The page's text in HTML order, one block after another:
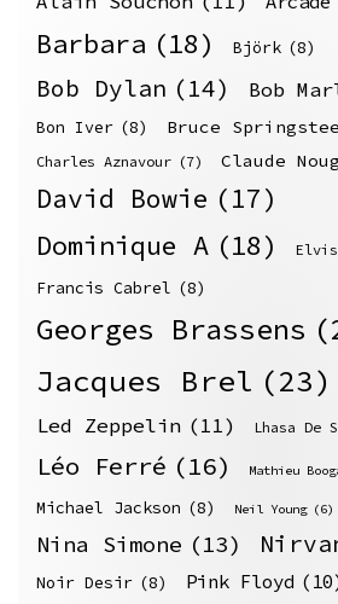
Barbara (18) Björk (8)
Bob Dylan (14) Bob
Bon Iver (8) Bruce
Charles Aznavour (7) Claude
David Bowie (17)
Dominique A (18)
Francis Cabrel (8)
Georges Brassens
Jacques Brel (23)
Led Zeppelin (11) Lhasa De
Léo Ferré (16) Mathieu
Michael Jackson (8) Neil Young (6)
Nina Simone (13)
Noir Desir (8) Pink Floyd